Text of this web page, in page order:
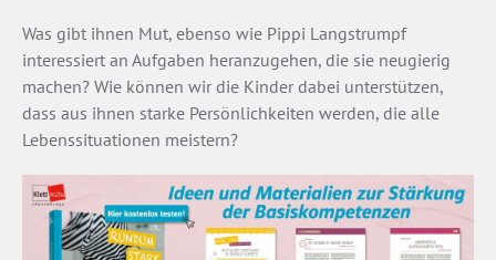
Was gibt ihnen Mut, ebenso wie Pippi Langstrumpf
interessiert an Aufgaben heranzugehen, die sie neugierig
machen? Wie können wir die Kinder dabei unterstützen,
dass aus ihnen starke Persönlichkeiten werden, die alle
Lebenssituationen meistern?